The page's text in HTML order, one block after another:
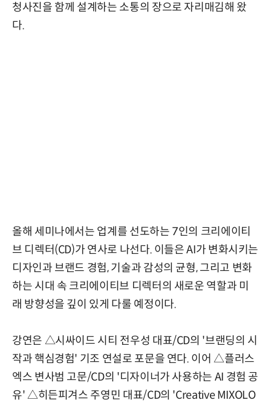
청사진을 함께 설계하는 소통의 장으로 자리매김해 왔
다.
올해 세미나에서는 업계를 선도하는 7인의 크리에이티
브 디렉터(CD)가 연사로 나선다. 이들은 AI가 변화시키는
디자인과 브랜드 경험, 기술과 감성의 균형, 그리고 변화
하는 시대 속 크리에이티브 디렉터의 새로운 역할과 미
래 방향성을 깊이 있게 다룰 예정이다.
강연은 △시싸이드 시티 전우성 대표/CD의 '브랜딩의 시
작과 핵심경험' 기조 연설로 포문을 연다. 이어 △플러스
엑스 변사범 고문/CD의 '디자이너가 사용하는 AI 경험 공
유' △히든피겨스 주영민 대표/CD의 'Creative MIXOLO